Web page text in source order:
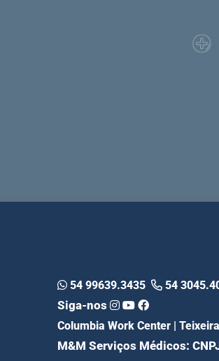
54 99639.3435 54
Siga-nos
Columbia Work Center |
M&M Serviços Médicos: